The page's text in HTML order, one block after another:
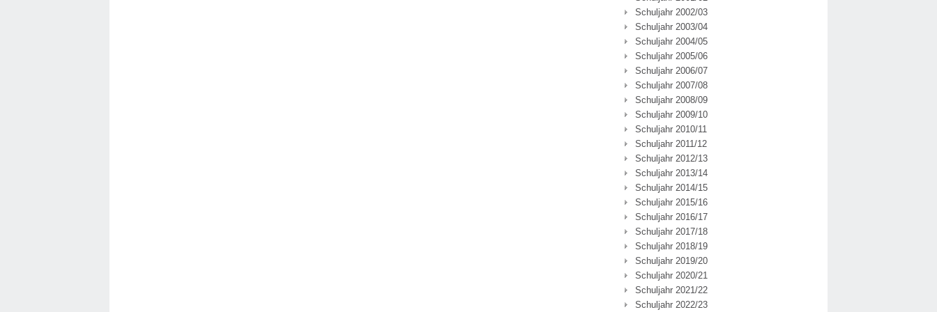
Schuljahr 2002/03
Schuljahr 2003/04
Schuljahr 2004/05
Schuljahr 2005/06
Schuljahr 2006/07
Schuljahr 2007/08
Schuljahr 2008/09
Schuljahr 2009/10
Schuljahr 2010/11
Schuljahr 2011/12
Schuljahr 2012/13
Schuljahr 2013/14
Schuljahr 2014/15
Schuljahr 2015/16
Schuljahr 2016/17
Schuljahr 2017/18
Schuljahr 2018/19
Schuljahr 2019/20
Schuljahr 2020/21
Schuljahr 2021/22
Schuljahr 2022/23